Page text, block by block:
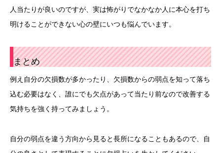
人当たりが良いのですが、実は怖がりでなかなか人に本心を打ち
明けることができない心の壁にいつも悩んでいます。
まとめ
例え自分の欠損数が多かったり、欠損数からの弱点を知って落ち
込む必要はなく、誰にでも欠点があって当たり前なので改善する
気持ちを強く持ってみましょう。
自分の弱点を違う方向から見ると長所になることもあるので、自